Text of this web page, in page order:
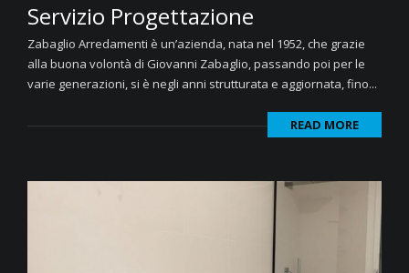
Servizio Progettazione
Zabaglio Arredamenti è un’azienda, nata nel 1952, che grazie
alla buona volontà di Giovanni Zabaglio, passando poi per le
varie generazioni, si è negli anni strutturata e aggiornata, fino...
READ MORE